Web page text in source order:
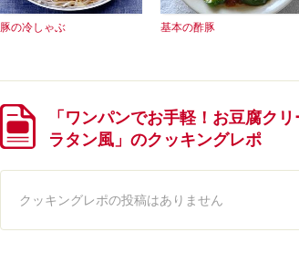
豚の冷しゃぶ 基本の酢豚
「ワンパンでお手軽！お豆腐ク
ラタン風」のクッキングレポ
クッキングレポの投稿はありません